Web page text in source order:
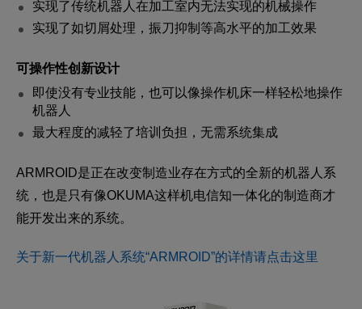
实现了传统机器人在加工室内无法实现的机械操作
实现了如切屑处理，振刀抑制等高水平的加工效果
可操作性创新设计
即使没有专业技能，也可以像操作机床一样轻松地操作
机器人
最大程度的减轻了培训负担，无需系统集成
ARMROID是正在改变制造业存在方式的全新的机器人系
统，也是只有像OKUMA这样机电信知一体化的制造商才
能开发出来的系统。
关于新一代机器人系统“ARMROID”的详情请点击这里